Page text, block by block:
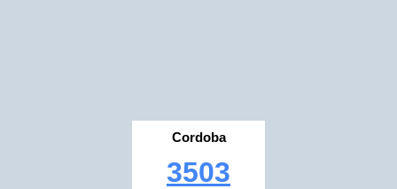
Cordoba
3503